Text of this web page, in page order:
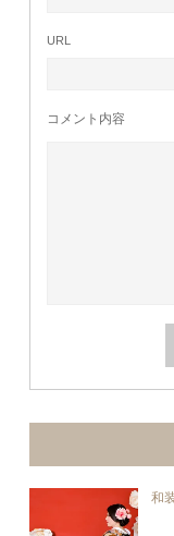
URL
コメント内容
和